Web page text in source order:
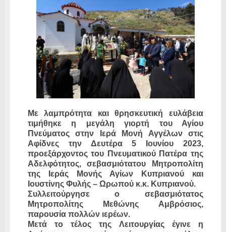
Με λαμπρότητα και θρησκευτική ευλάβεια
τιμήθηκε η μεγάλη γιορτή του Αγίου
Πνεύματος στην Ιερά Μονή Αγγέλων στις
Αφίδνες την Δευτέρα 5 Ιουνίου 2023,
προεξάρχοντος του Πνευματικού Πατέρα της
Αδελφότητος, σεβασμιότατου Μητροπολίτη
της Ιεράς Μονής Αγίων Κυπριανού και
Ιουστίνης Φυλής – Ωρωπού κ.κ. Κυπριανού.
Συλλειτούργησε ο σεβασμιότατος
Μητροπολίτης Μεθώνης Αμβρόσιος,
παρουσία πολλών ιερέων.
Μετά το τέλος της Λειτουργίας έγινε η